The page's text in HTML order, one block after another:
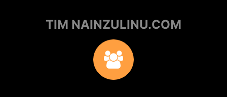
TIM NAINZULINU.COM